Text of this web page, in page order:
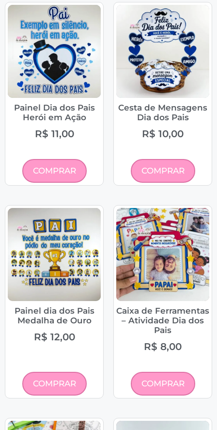
Painel Dia dos Pais
Herói em Ação
R$ 11,00
COMPRAR
Cesta de Mensagens
Dia dos Pais
R$ 10,00
COMPRAR
Painel dia dos Pais
Medalha de Ouro
R$ 12,00
COMPRAR
Caixa de Ferramentas
– Atividade Dia dos
Pais
R$ 8,00
COMPRAR